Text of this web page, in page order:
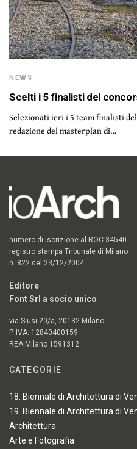
NEWS
Scelti i 5 finalisti del
Selezionati ieri i 5 team finalisti
redazione del masterplan di…
numero di iscrizione al ROC 34540
registro stampa Tribunale di Milano
n. 822 del 23/12/2004
Editore
Font Srl a socio unico
via Siusi 20/a, 20132 Milano
P. IVA: 12840400159
REA Milano 1591312
CATEGORIE
18. Biennale di Architettura di
19. Biennale di Architettura di
Architettura
Arte e Fotografia